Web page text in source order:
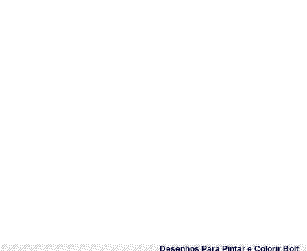
Desenhos Para Pintar e Colorir Bolt